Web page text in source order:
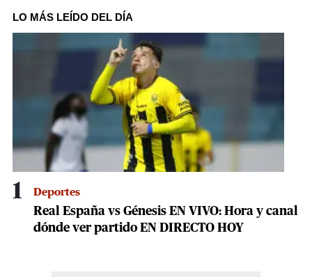
of
1
minute,
LO MÁS LEÍDO DEL DÍA
1 Deportes
Real España vs Génesis EN VIVO: Hora y canal
dónde ver partido EN DIRECTO HOY